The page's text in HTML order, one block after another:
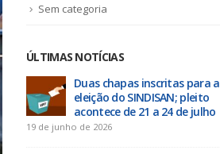
Sem categoria
ÚLTIMAS NOTÍCIAS
Duas chapas inscritas para a
eleição do SINDISAN; pleito
acontece de 21 a 24 de julho
19 de junho de 2026